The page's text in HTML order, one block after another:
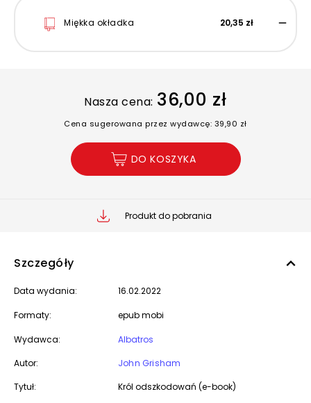
Miękka okładka 20,35 zł
Nasza cena: 36,00 zł
Cena sugerowana przez wydawcę: 39,90 zł
DO KOSZYKA
Produkt do pobrania
Szczegóły
Data wydania: 16.02.2022
Formaty: epub mobi
Wydawca:
Albatros
Autor:
John Grisham
Tytuł:
Król odszkodowań (e-book)